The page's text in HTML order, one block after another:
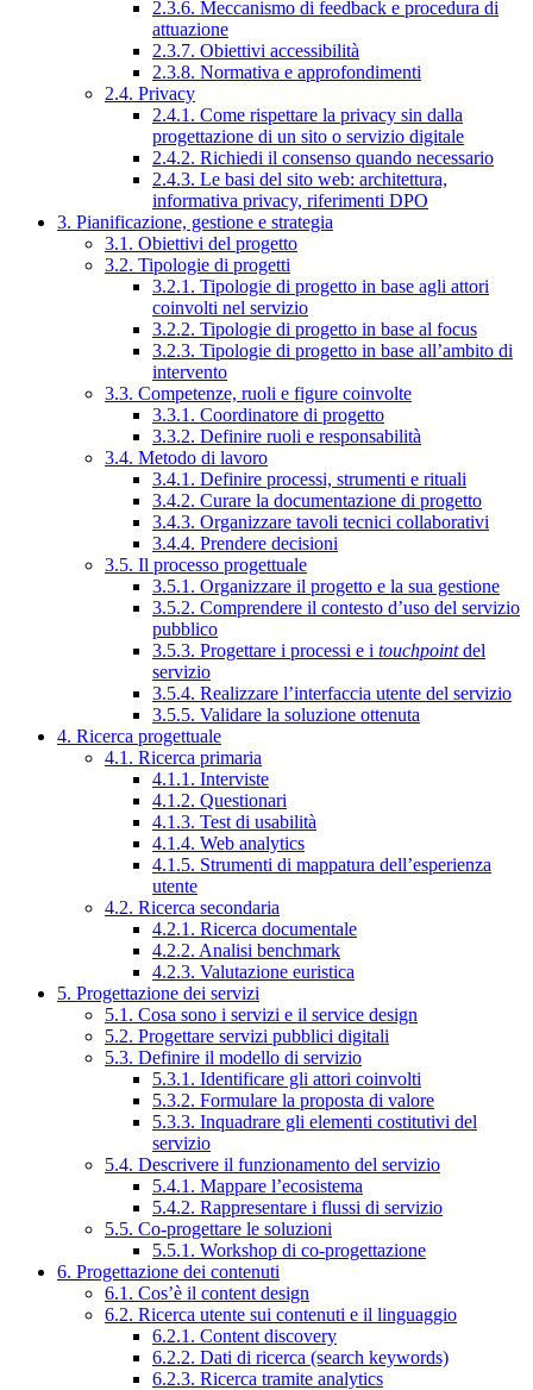
2.3.6. Meccanismo di feedback e procedura di
attuazione
2.3.7. Obiettivi accessibilità
2.3.8. Normativa e approfondimenti
2.4. Privacy
2.4.1. Come rispettare la privacy sin dalla
progettazione di un sito o servizio digitale
2.4.2. Richiedi il consenso quando necessario
2.4.3. Le basi del sito web: architettura,
informativa privacy, riferimenti DPO
3. Pianificazione, gestione e strategia
3.1. Obiettivi del progetto
3.2. Tipologie di progetti
3.2.1. Tipologie di progetto in base agli attori
coinvolti nel servizio
3.2.2. Tipologie di progetto in base al focus
3.2.3. Tipologie di progetto in base all’ambito di
intervento
3.3. Competenze, ruoli e figure coinvolte
3.3.1. Coordinatore di progetto
3.3.2. Definire ruoli e responsabilità
3.4. Metodo di lavoro
3.4.1. Definire processi, strumenti e rituali
3.4.2. Curare la documentazione di progetto
3.4.3. Organizzare tavoli tecnici collaborativi
3.4.4. Prendere decisioni
3.5. Il processo progettuale
3.5.1. Organizzare il progetto e la sua gestione
3.5.2. Comprendere il contesto d’uso del servizio
pubblico
3.5.3. Progettare i processi e i touchpointdel
servizio
3.5.4. Realizzare l’interfaccia utente del servizio
3.5.5. Validare la soluzione ottenuta
4. Ricerca progettuale
4.1. Ricerca primaria
4.1.1. Interviste
4.1.2. Questionari
4.1.3. Test di usabilità
4.1.4. Web analytics
4.1.5. Strumenti di mappatura dell’esperienza
utente
4.2. Ricerca secondaria
4.2.1. Ricerca documentale
4.2.2. Analisi benchmark
4.2.3. Valutazione euristica
5. Progettazione dei servizi
5.1. Cosa sono i servizi e il service design
5.2. Progettare servizi pubblici digitali
5.3. Definire il modello di servizio
5.3.1. Identificare gli attori coinvolti
5.3.2. Formulare la proposta di valore
5.3.3. Inquadrare gli elementi costitutivi del
servizio
5.4. Descrivere il funzionamento del servizio
5.4.1. Mappare l’ecosistema
5.4.2. Rappresentare i flussi di servizio
5.5. Co-progettare le soluzioni
5.5.1. Workshop di co-progettazione
6. Progettazione dei contenuti
6.1. Cos’è il content design
6.2. Ricerca utente sui contenuti e il linguaggio
6.2.1. Content discovery
6.2.2. Dati di ricerca (search keywords)
6.2.3. Ricerca tramite analytics